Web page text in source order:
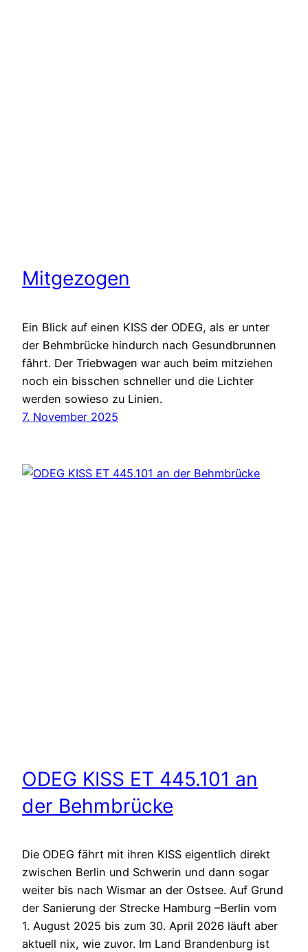
Mitgezogen
Ein Blick auf einen KISS der ODEG, als er unter
der Behmbrücke hindurch nach Gesundbrunnen
fâhrt. Der Triebwagen war auch beim mitziehen
noch ein bisschen schneller und die Lichter
werden sowieso zu Linien.
7. November 2025
ODEG KISS ET 445.101 an
der Behmbrücke
Die ODEG fährt mit ihren KISS eigentlich direkt
zwischen Berlin und Schwerin und dann sogar
weiter bis nach Wismar an der Ostsee. Auf Grund
der Sanierung der Strecke Hamburg –Berlin vom
1. August 2025 bis zum 30. April 2026 läuft aber
aktuell nix, wie zuvor. Im Land Brandenburg ist